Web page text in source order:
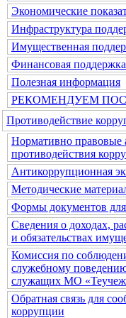
Экономические
Инфраструктура
Имущественная
Финансовая поддержка
Полезная информация
РЕКОМЕНДУЕМ
Противодействие
Нормативно правовые
противодействия
Антикоррупционная
Методические
Формы документов
Сведения о доходах,
и обязательствах
Комиссия по
служебному
служащих МО
Обратная связь для
коррупции